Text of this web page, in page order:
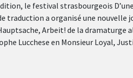
le festival strasbourgeois
traduction a organisé une nouvelle
Arbeit! de la dramaturge
Lucchese en Monsieur Loyal,